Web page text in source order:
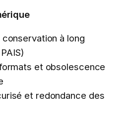
à long
et obsolescence
et redondance des